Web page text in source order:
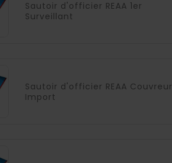
Sautoir d'officier REAA 1er
Surveillant
Sautoir d'officier REAA Couvreur
Import